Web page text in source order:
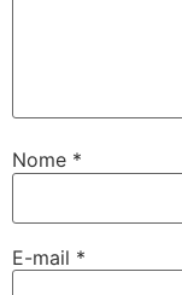
Nome *
E-mail *